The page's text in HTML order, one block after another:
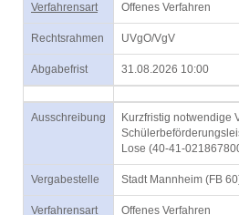
Verfahrensart Offenes Verfahren
Rechtsrahmen UVgO/VgV
Abgabefrist 31.08.2026 10:00
Ausschreibung
Kurzfristig notwendige
Lose (40-41-
Vergabestelle Stadt Mannheim (FB
Verfahrensart Offenes Verfahren